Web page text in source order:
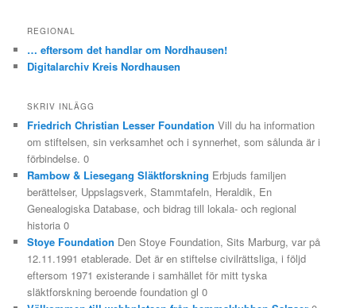
REGIONAL
… eftersom det handlar om Nordhausen!
Digitalarchiv Kreis Nordhausen
SKRIV INLÄGG
Friedrich Christian Lesser Foundation Vill du ha information
om stiftelsen, sin verksamhet och i synnerhet, som sålunda är i
förbindelse. 0
Rambow & Liesegang Släktforskning Erbjuds familjen
berättelser, Uppslagsverk, Stammtafeln, Heraldik, En
Genealogiska Database, och bidrag till lokala- och regional
historia 0
Stoye Foundation Den Stoye Foundation, Sits Marburg, var på
12.11.1991 etablerade. Det är en stiftelse civilrättsliga, i följd
eftersom 1971 existerande i samhället för mitt tyska
släktforskning beroende foundation gl 0